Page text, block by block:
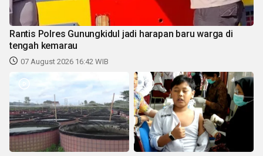
Rantis Polres Gunungkidul jadi harapan baru warga di
tengah kemarau
07 August 2026 16:42 WIB